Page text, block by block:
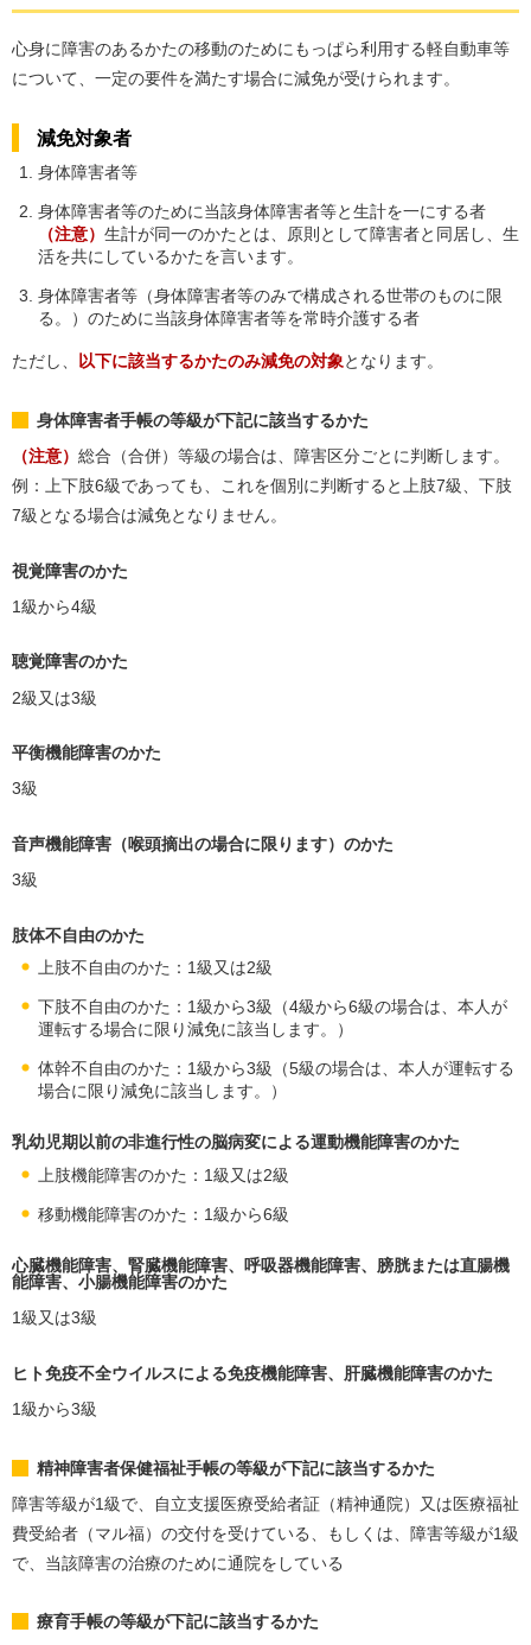
心身に障害のあるかたの移動のためにもっぱら利用する軽自動車等
について、一定の要件を満たす場合に減免が受けられます。
減免対象者
身体障害者等
身体障害者等のために当該身体障害者等と生計を一にする者
（注意） 生計が同一のかたとは、原則として障害者と同居し、生
活を共にしているかたを言います。
身体障害者等（身体障害者等のみで構成される世帯のものに限
る。）のために当該身体障害者等を常時介護する者
ただし、 以下に該当するかたのみ減免の対象となります。
身体障害者手帳の等級が下記に該当するかた
（注意） 総合（合併）等級の場合は、障害区分ごとに判断します。
例：上下肢6級であっても、これを個別に判断すると上肢7級、下肢
7級となる場合は減免となりません。
視覚障害のかた
1級から4級
聴覚障害のかた
2級又は3級
平衡機能障害のかた
3級
音声機能障害（喉頭摘出の場合に限ります）のかた
3級
肢体不自由のかた
上肢不自由のかた：1級又は2級
下肢不自由のかた：1級から3級（4級から6級の場合は、本人が
運転する場合に限り減免に該当します。）
体幹不自由のかた：1級から3級（5級の場合は、本人が運転する
場合に限り減免に該当します。）
乳幼児期以前の非進行性の脳病変による運動機能障害のかた
上肢機能障害のかた：1級又は2級
移動機能障害のかた：1級から6級
心臓機能障害、腎臓機能障害、呼吸器機能障害、膀胱または直腸機
能障害、小腸機能障害のかた
1級又は3級
ヒト免疫不全ウイルスによる免疫機能障害、肝臓機能障害のかた
1級から3級
精神障害者保健福祉手帳の等級が下記に該当するかた
障害等級が1級で、自立支援医療受給者証（精神通院）又は医療福祉
費受給者（マル福）の交付を受けている、もしくは、障害等級が1級
で、当該障害の治療のために通院をしている
療育手帳の等級が下記に該当するかた